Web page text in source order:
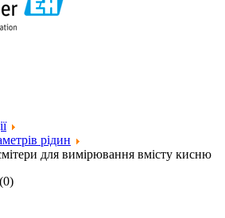
рідин
для вимірювання вмісту кисню
0)